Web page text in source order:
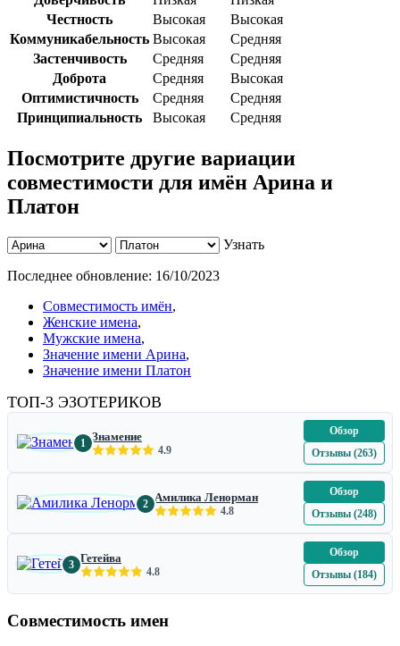
Честность
Высокая
Высокая
Коммуникабельность Высокая
Средняя
Застенчивость
Средняя
Средняя
Доброта
Средняя
Высокая
Оптимистичность
Средняя
Средняя
Принципиальность
Высокая Средняя
Посмотрите другие вариации
совместимости для имён Арина и
Платон
Узнать
Последнее обновление: 16/10/2023
Совместимость имён,
Женские имена,
Мужские имена,
Значение имени Арина,
Значение имени Платон
ТОП-3 ЭЗОТЕРИКОВ
1 Знамение
4.9
Обзор
Отзывы (263)
2 Амилика Ленорман
4.8
Обзор
Отзывы (248)
3 Гетейва
4.8
Обзор
Отзывы (184)
Совместимость имен